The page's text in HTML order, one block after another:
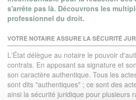
s'arrête pas là. Découvrons les
professionnel du droit.
VOTRE NOTAIRE ASSURE LA SÉCURITÉ
L'État délègue au notaire le pouvoir
contrats. En apposant sa signature et
son caractère authentique. Tous les
sont dits "authentiques" ; ce sont des
ainsi la sécurité juridique pour plusieurs